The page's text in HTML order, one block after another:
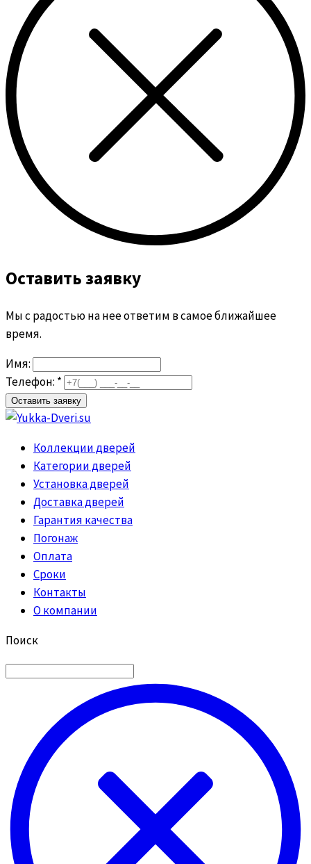
Оставить заявку
Мы с радостью на нее ответим в самое ближайшее
время.
Имя:
Телефон: *
Коллекции дверей
Категории дверей
Установка дверей
Доставка дверей
Гарантия качества
Погонаж
Оплата
Сроки
Контакты
О компании
Поиск